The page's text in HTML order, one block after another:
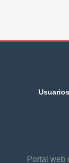
Usuarios
Portal web